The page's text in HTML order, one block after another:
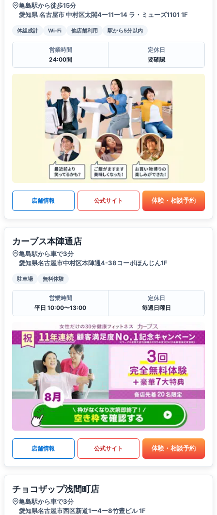
亀島駅から徒歩15分
愛知県 名古屋市 中村区太閤4ー11ー14 ラ・ミューズ1101 1F
体組成計 Wi-Fi 他店舗利用 駅から5分以内
営業時間
24:00間
定休日
要確認
店舗情報 公式サイト 体験・相談予約
カーブス本陣通店
亀島駅から車で3分
愛知県名古屋市中村区本陣通4-38コーポほんじん1F
駐車場 無料体験
営業時間
平日 10:00〜13:00
定休日
毎週日曜日
店舗情報 公式サイト 体験・相談予約
チョコザップ浅間町店
亀島駅から車で3分
愛知県名古屋市西区新道1ー4ー8竹豊ビル 1F